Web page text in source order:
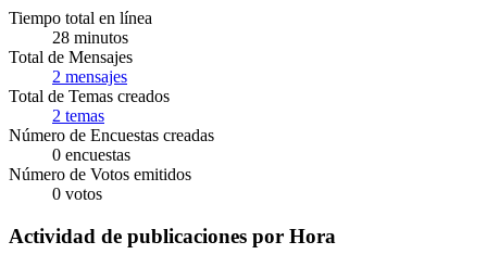
Tiempo total en línea
28 minutos
Total de Mensajes
2 mensajes
Total de Temas creados
2 temas
Número de Encuestas creadas
0 encuestas
Número de Votos emitidos
0 votos
Actividad de publicaciones por Hora